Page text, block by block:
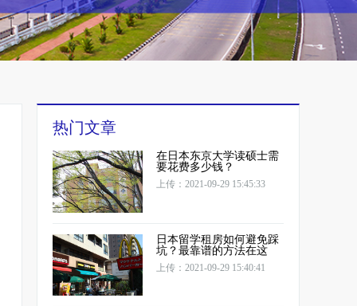
热门文章
在日本东京大学读硕士需
要花费多少钱？
上传：2021-09-29 15:45:33
日本留学租房如何避免踩
坑？最靠谱的方法在这
上传：2021-09-29 15:40:41